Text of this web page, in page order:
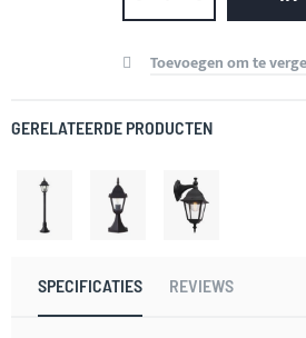
Toevoegen om te
GERELATEERDE PRODUCTEN
SPECIFICATIES REVIEWS